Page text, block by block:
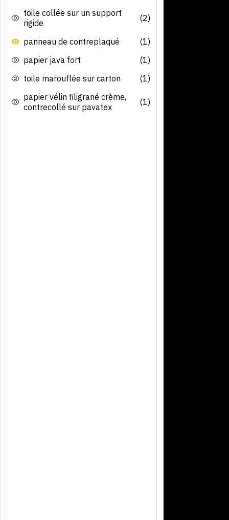
toile collée sur un support
rigide
(2)
panneau de contreplaqué
(1)
papier java fort
(1)
toile marouflée sur carton
(1)
papier vélin filigrané crème,
contrecollé sur pavatex
(1)